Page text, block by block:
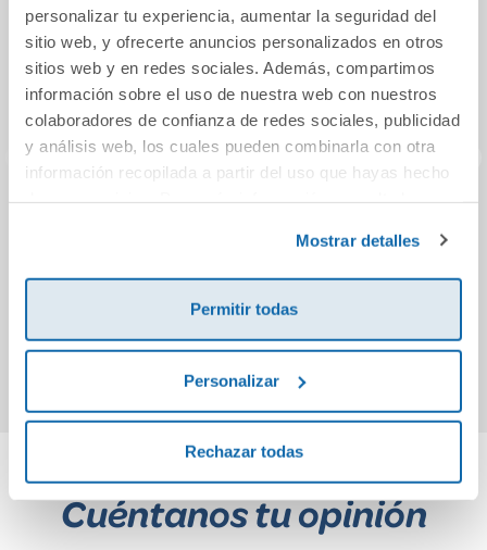
personalizar tu experiencia, aumentar la seguridad del
sitio web, y ofrecerte anuncios personalizados en otros
sitios web y en redes sociales. Además, compartimos
información sobre el uso de nuestra web con nuestros
colaboradores de confianza de redes sociales, publicidad
y análisis web, los cuales pueden combinarla con otra
información recopilada a partir del uso que hayas hecho
Mostrar detalles
Permitir todas
Personalizar
Rechazar todas
Comprar
10,95€
Comprar
Cuéntanos tu opinión